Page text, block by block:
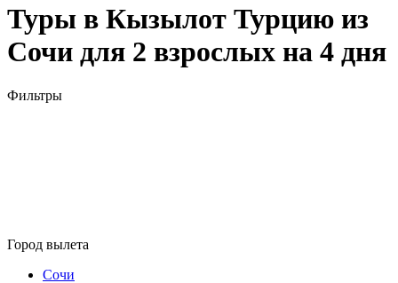
Туры в Кызылот Турцию из
Сочи для 2 взрослых на 4 дня
Фильтры
Город вылета
Сочи